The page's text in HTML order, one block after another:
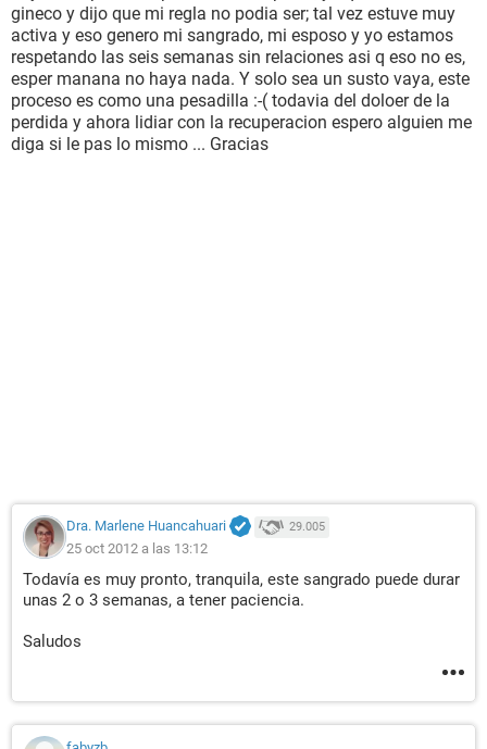
gineco y dijo que mi regla no podia ser; tal vez estuve muy
activa y eso genero mi sangrado, mi esposo y yo estamos
respetando las seis semanas sin relaciones asi q eso no es,
esper manana no haya nada. Y solo sea un susto vaya, este
proceso es como una pesadilla :-( todavia del doloer de la
perdida y ahora lidiar con la recuperacion espero alguien me
diga si le pas lo mismo ... Gracias
Dra. Marlene Huancahuari 29.005
25 oct 2012 a las 13:12
Todavía es muy pronto, tranquila, este sangrado puede durar
unas 2 o 3 semanas, a tener paciencia.
Saludos